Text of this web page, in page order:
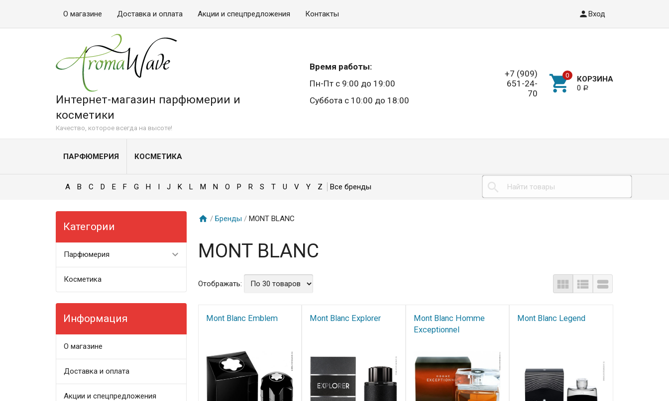
О магазине Доставка и оплата Акции и спецпредложения Контакты Вход
Интернет-магазин парфюмерии и
косметики
Качество, которое всегда на высоте!
Время работы:
Пн-Пт с 9:00 до 19:00
Суббота с 10:00 до 18:00
+7 (909)
651-24-
70
КОРЗИНА
0 Р
ПАРФЮМЕРИЯ КОСМЕТИКА
A B C D E F G H I J K L M N O P R S T U V Y Z
Категории
Парфюмерия
Косметика
Информация
О магазине
Доставка и оплата
Акции и спецпредложения
/ Бренды /MONT BLANC
MONT BLANC
Отображать:
Mont Blanc Emblem Mont Blanc Explorer​
Mont Blanc Homme
Exceptionnel
Mont Blanc Legend